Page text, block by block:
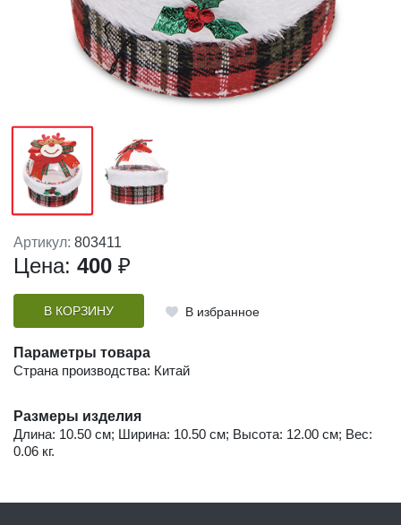
Артикул: 803411
Цена: 400 ₽
В КОРЗИНУ В избранное
Параметры товара
Страна производства: Китай
Размеры изделия
Длина: 10.50 см; Ширина: 10.50 см; Высота: 12.00 см; Вес:
0.06 кг.